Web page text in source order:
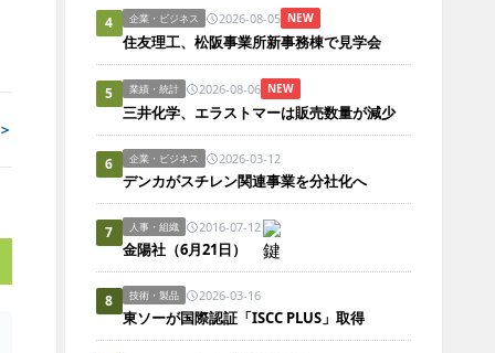
4 企業・ビジネス 2026-08-05 NEW
住友理工、松阪事業所新事務棟で見学会
5 業績・統計 2026-08-06 NEW
三井化学、エラストマーは販売数量が減少
6 企業・ビジネス 2026-03-12
デンカがスチレン関連事業を分社化へ
7 人事・組織 2016-07-12
金陽社（6月21日）
8 技術・製品 2026-03-16
東ソーが国際認証「ISCC PLUS」取得